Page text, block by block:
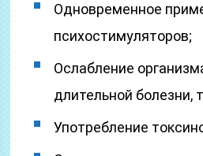
Одновременное
психостимуляторов;
Ослабление
длительной болезни,
Употребление